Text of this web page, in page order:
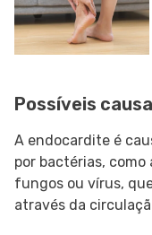
Possíveis
A endocardite é
por bactérias, como
fungos ou vírus,
através da